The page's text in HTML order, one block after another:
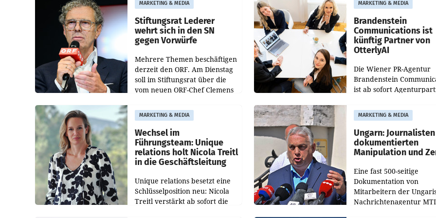
Bundeswettbewerbsbehörde
und der Bundeskartellanwalt
gegenüber Juli 2025
verdoppelte (+102
MARKETING & MEDIA
Stiftungsrat Lederer
wehrt sich in den SN
gegen Vorwürfe
Mehrere Themen beschäftigen
derzeit den ORF. Am Dienstag
soll im Stiftungsrat über die
vom neuen ORF-Chef Clemens
Besetzungen für die
Direktionen abgestimmt
werden.
MARKETING & MEDIA
Brandenstein
Communications ist
künftig Partner von
OtterlyAI
Die Wiener PR-Agentur
Brandenstein
ist ab sofort
Optimierungsplattform
OtterlyAI. Damit baut die
Agentur ihr
MARKETING & MEDIA
Wechsel im
Führungsteam: Unique
relations holt Nicola Treitl
in die Geschäftsleitung
Unique relations besetzt eine
Schlüsselposition neu: Nicola
Treitl verstärkt ab sofort die
MARKETING & MEDIA
Ungarn: Journalisten
dokumentierten
Manipulation und
Eine fast 500-seitige
Dokumentation von
Mitarbeitern der
Nachrichtenagentur